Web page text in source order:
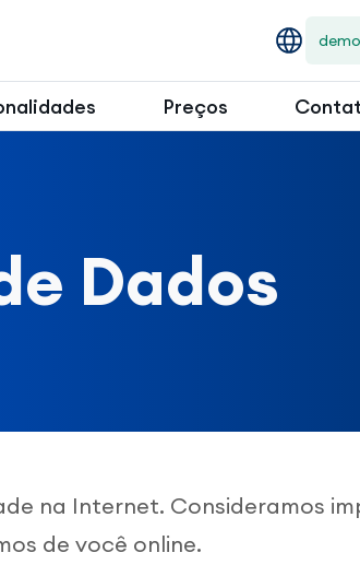
Preços
Dados
na Internet. Consideramos
de você online.